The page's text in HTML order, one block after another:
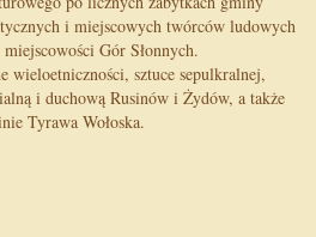
i miejscowych twórców ludowych
Gór Słonnych.
wieloetniczności, sztuce sepulkralnej,
i duchową Rusinów i Żydów, a także
Tyrawa Wołoska.